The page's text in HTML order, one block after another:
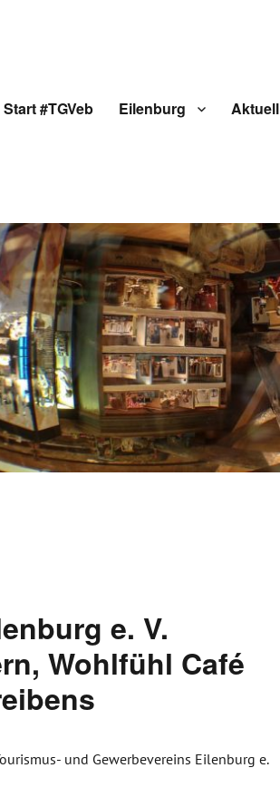
Start #TGVeb Eilenburg Aktuell
e. V.
Wohlfühl Café
und Gewerbevereins Eilenburg e.